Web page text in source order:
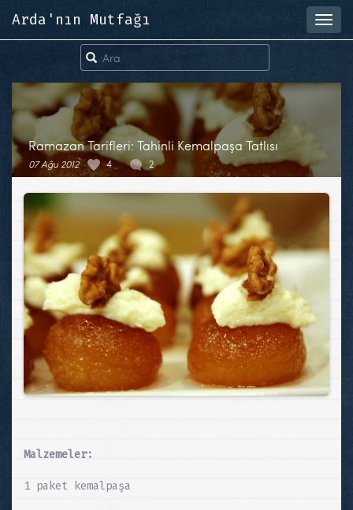
Arda'nın Mutfağı
Ramazan Tarifleri: Tahinli Kemalpaşa Tatlısı
07 Ağu 2012 4 2
Malzemeler:
1 paket kemalpaşa